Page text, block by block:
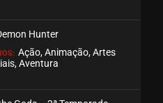
Hunter
Ação, Animação, Artes
Aventura